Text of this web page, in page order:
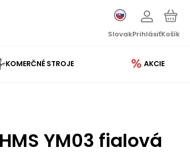
SlovakPrihlásiťKošík
KOMERČNÉ STROJE AKCIE
YM03 fialová